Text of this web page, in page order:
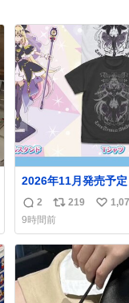
2026年11月発売予
描き下ろしイラスト
シャドウ」Tシャツ
ケース、クッションカ
パ通販で予約開始！
goods.liblo.jp/
返
信
数
2
リ
ポ
ス
ト
数
219
い
ね
数
9時間前